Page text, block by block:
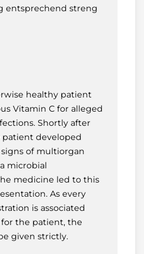
entsprechend streng
healthy patient
Vitamin C for alleged
Shortly after
developed
of multiorgan
microbial
medicine led to this
As every
is associated
the patient, the
given strictly.